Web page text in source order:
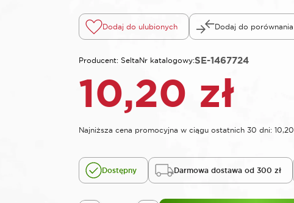
Dodaj do ulubionych Dodaj do porównania
Producent: SeltaNr katalogowy:SE-1467724
10,20 zł
Najniższa cena promocyjna w ciągu ostatnich 30 dni: 10,20
Dostępny Darmowa dostawa od 300 zł